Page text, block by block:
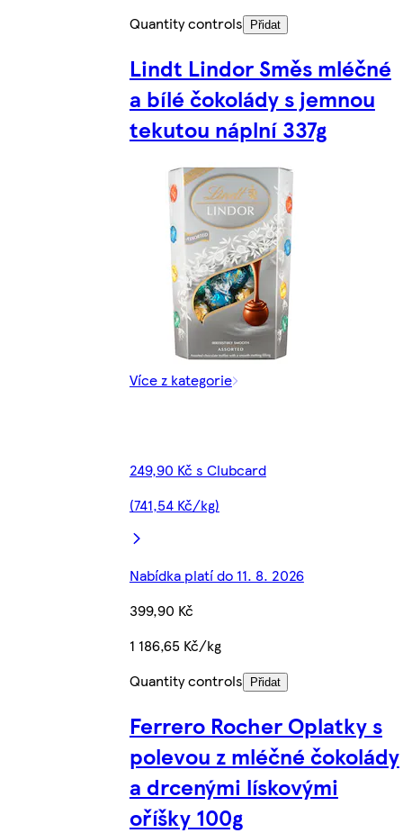
Quantity controls
Přidat
Lindt Lindor Směs mléčné
a bílé čokolády s jemnou
tekutou náplní 337g
Více z kategorie
249,90 Kč s Clubcard
(741,54 Kč/kg)
Nabídka platí do 11. 8. 2026
399,90 Kč
1 186,65 Kč/kg
Quantity controls
Přidat
Ferrero Rocher Oplatky s
polevou z mléčné čokolády
a drcenými lískovými
oříšky 100g